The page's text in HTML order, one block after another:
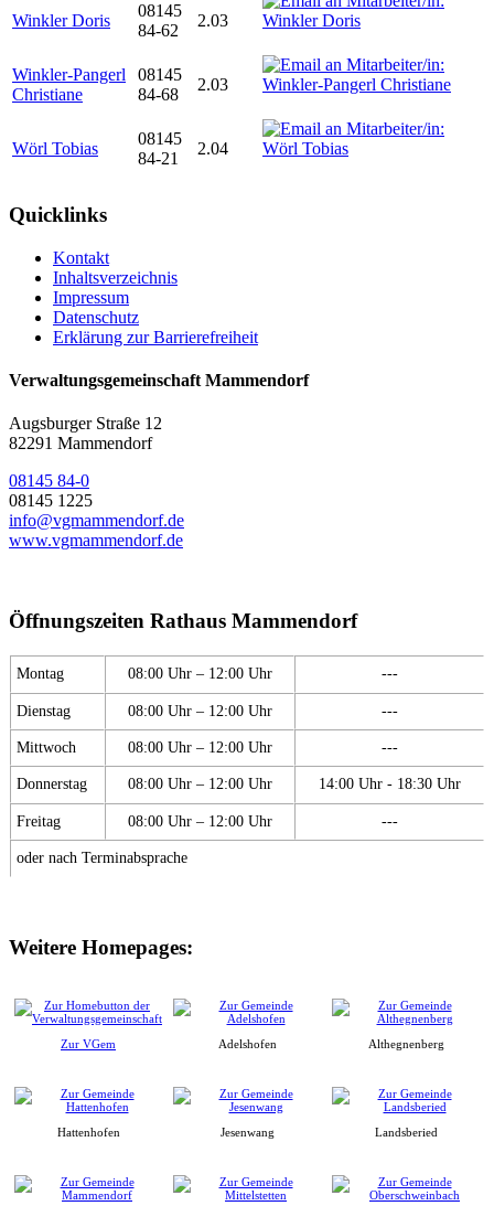
Winkler Doris
08145
84-62
2.03
Winkler-Pangerl
Christiane
08145
84-68
2.03
Wörl Tobias
08145
84-21
2.04
Quicklinks
Kontakt
Inhaltsverzeichnis
Impressum
Datenschutz
Erklärung zur Barrierefreiheit
Verwaltungsgemeinschaft Mammendorf
Augsburger Straße 12
82291 Mammendorf
08145 84-0
08145 1225
info@vgmammendorf.de
www.vgmammendorf.de
Öffnungszeiten Rathaus Mammendorf
Montag 08:00 Uhr – 12:00 Uhr ---
Dienstag 08:00 Uhr – 12:00 Uhr ---
Mittwoch 08:00 Uhr – 12:00 Uhr ---
Donnerstag 08:00 Uhr – 12:00 Uhr 14:00 Uhr - 18:30 Uhr
Freitag 08:00 Uhr – 12:00 Uhr ---
oder nach Terminabsprache
Weitere Homepages:
Zur VGem Adelshofen Althegnenberg
Hattenhofen Jesenwang Landsberied